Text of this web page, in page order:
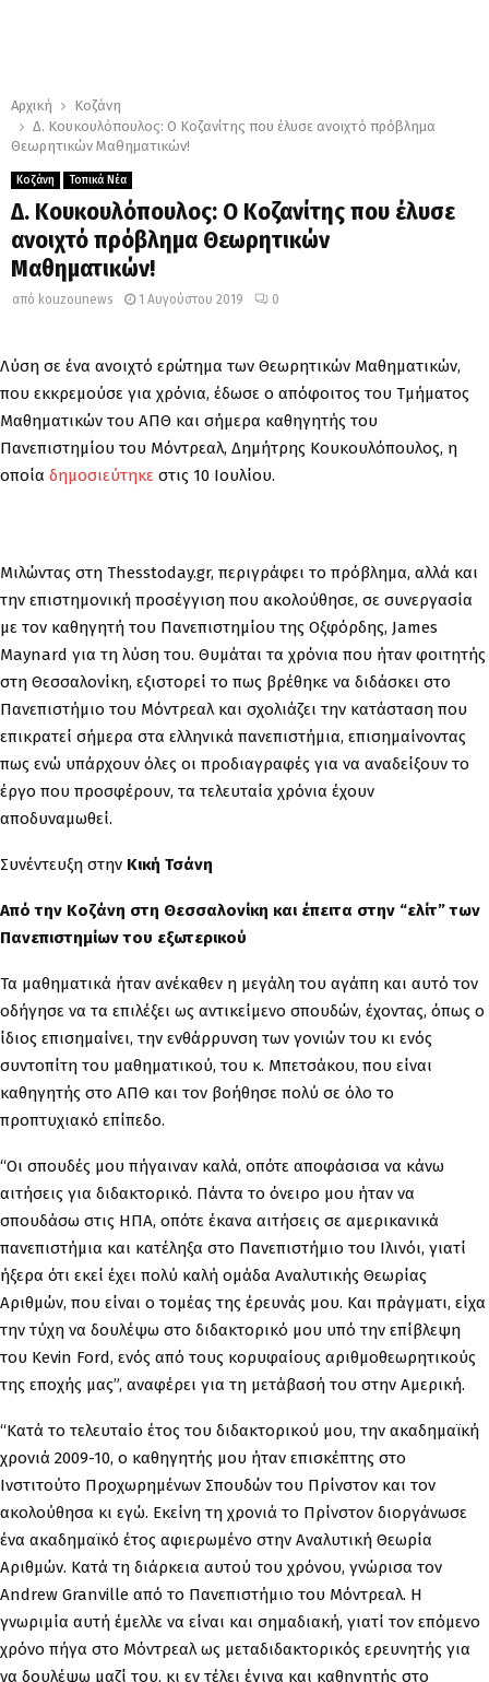
Αρχική
Κοζάνη
Δ. Κουκουλόπουλος: Ο Κοζανίτης που έλυσε ανοιχτό πρόβλημα
Θεωρητικών Μαθηματικών!
Κοζάνη Τοπικά Νέα
Δ. Κουκουλόπουλος: Ο Κοζανίτης που έλυσε
ανοιχτό πρόβλημα Θεωρητικών
Μαθηματικών!
από kouzounews 1 Αυγούστου 2019 0
Λύση σε ένα ανοιχτό ερώτημα των Θεωρητικών Μαθηματικών,
που εκκρεμούσε για χρόνια, έδωσε ο απόφοιτος του Τμήματος
Μαθηματικών του ΑΠΘ και σήμερα καθηγητής του
Πανεπιστημίου του Μόντρεαλ, Δημήτρης Κουκουλόπουλος, η
οποία δημοσιεύτηκε στις 10 Ιουλίου.
Μιλώντας στη Thesstoday.gr, περιγράφει το πρόβλημα, αλλά και
την επιστημονική προσέγγιση που ακολούθησε, σε συνεργασία
με τον καθηγητή του Πανεπιστημίου της Οξφόρδης, James
Maynard για τη λύση του. Θυμάται τα χρόνια που ήταν φοιτητής
στη Θεσσαλονίκη, εξιστορεί το πως βρέθηκε να διδάσκει στο
Πανεπιστήμιο του Μόντρεαλ και σχολιάζει την κατάσταση που
επικρατεί σήμερα στα ελληνικά πανεπιστήμια, επισημαίνοντας
πως ενώ υπάρχουν όλες οι προδιαγραφές για να αναδείξουν το
έργο που προσφέρουν, τα τελευταία χρόνια έχουν
αποδυναμωθεί.
Συνέντευξη στην Κική Τσάνη
Από την Κοζάνη στη Θεσσαλονίκη και έπειτα στην “ελίτ” των
Πανεπιστημίων του εξωτερικού
Τα μαθηματικά ήταν ανέκαθεν η μεγάλη του αγάπη και αυτό τον
οδήγησε να τα επιλέξει ως αντικείμενο σπουδών, έχοντας, όπως ο
ίδιος επισημαίνει, την ενθάρρυνση των γονιών του κι ενός
συντοπίτη του μαθηματικού, του κ. Μπετσάκου, που είναι
καθηγητής στο ΑΠΘ και τον βοήθησε πολύ σε όλο το
προπτυχιακό επίπεδο.
“Οι σπουδές μου πήγαιναν καλά, οπότε αποφάσισα να κάνω
αιτήσεις για διδακτορικό. Πάντα το όνειρο μου ήταν να
σπουδάσω στις ΗΠΑ, οπότε έκανα αιτήσεις σε αμερικανικά
πανεπιστήμια και κατέληξα στο Πανεπιστήμιο του Ιλινόι, γιατί
ήξερα ότι εκεί έχει πολύ καλή ομάδα Αναλυτικής Θεωρίας
Αριθμών, που είναι ο τομέας της έρευνάς μου. Και πράγματι, είχα
την τύχη να δουλέψω στο διδακτορικό μου υπό την επίβλεψη
του Kevin Ford, ενός από τους κορυφαίους αριθμοθεωρητικούς
της εποχής μας”, αναφέρει για τη μετάβασή του στην Αμερική.
“Κατά το τελευταίο έτος του διδακτορικού μου, την ακαδημαϊκή
χρονιά 2009-10, ο καθηγητής μου ήταν επισκέπτης στο
Ινστιτούτο Προχωρημένων Σπουδών του Πρίνστον και τον
ακολούθησα κι εγώ. Εκείνη τη χρονιά το Πρίνστον διοργάνωσε
ένα ακαδημαϊκό έτος αφιερωμένο στην Αναλυτική Θεωρία
Αριθμών. Κατά τη διάρκεια αυτού του χρόνου, γνώρισα τον
Andrew Granville από το Πανεπιστήμιο του Μόντρεαλ. Η
γνωριμία αυτή έμελλε να είναι και σημαδιακή, γιατί τον επόμενο
χρόνο πήγα στο Μόντρεαλ ως μεταδιδακτορικός ερευνητής για
να δουλέψω μαζί του, κι εν τέλει έγινα και καθηγητής στο